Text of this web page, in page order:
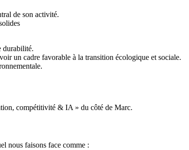
de son activité.
durabilité.
un cadre favorable à la transition écologique et sociale.
compétitivité & IA » du côté de Marc.
nous faisons face comme :